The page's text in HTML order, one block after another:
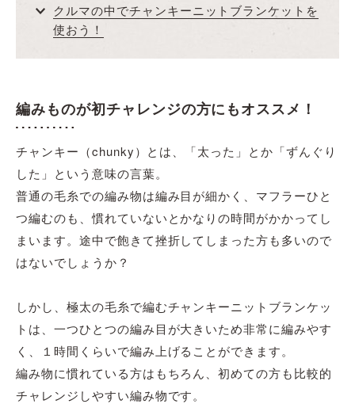
クルマの中でチャンキーニットブランケットを
使おう！
編みものが初チャレンジの方にもオススメ！
チャンキー（chunky）とは、「太った」とか「ずんぐり
した」という意味の言葉。
普通の毛糸での編み物は編み目が細かく、マフラーひと
つ編むのも、慣れていないとかなりの時間がかかってし
まいます。途中で飽きて挫折してしまった方も多いので
はないでしょうか？
しかし、極太の毛糸で編むチャンキーニットブランケッ
トは、一つひとつの編み目が大きいため非常に編みやす
く、１時間くらいで編み上げることができます。
編み物に慣れている方はもちろん、初めての方も比較的
チャレンジしやすい編み物です。